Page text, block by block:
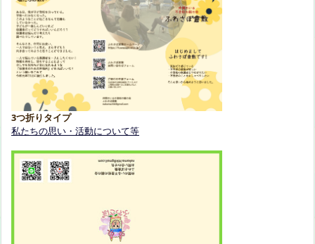
3つ折りタイプ
私たちの思い・活動について等